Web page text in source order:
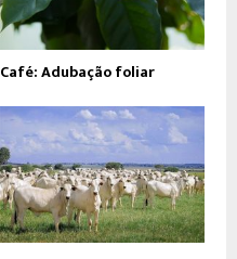
Café: Adubação foliar